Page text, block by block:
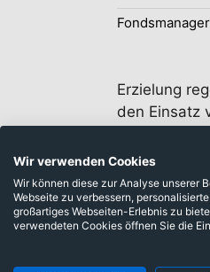
Fondsmanager
Erzielung
den Einsatz
Ansichten
Wir verwenden Cookies
Wir können diese zur Analyse unserer
Webseite zu verbessern,
großartiges Webseiten-Erlebnis zu
verwendeten Cookies öffnen Sie die